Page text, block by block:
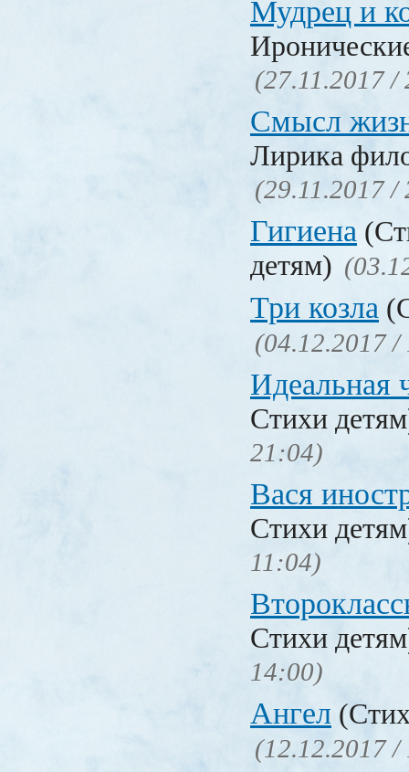
Мудрец и
(27.11.2017 /
Смысл
Лирика
(29.11.2017 /
Гигиена
детям)
Три козла
(04.12.2017 /
Идеальная
Стихи
21:04)
Вася
Стихи
11:04)
Стихи
14:00)
Ангел
(12.12.2017 /